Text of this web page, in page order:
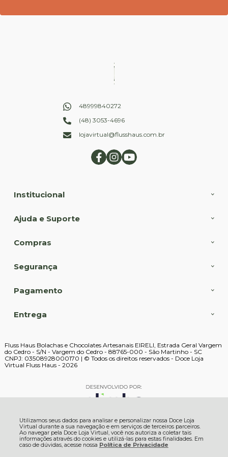
Utilizamos seus dados para analisar e personalizar nossa Doce Loja
Virtual durante a sua navegação e em serviços de terceiros parceiros.
Ao navegar pela Doce Loja Virtual, você nos autoriza a coletar tais
informações através do cookies e utilizá-las para estas finalidades. Em
caso de dúvidas, acesse nossa Política de Privacidade
48999840272
(48) 3053-4696
lojavirtual@flusshaus.com.br
Institucional
Ajuda e Suporte
Compras
Segurança
Pagamento
Entrega
Fluss Haus Bolachas e Chocolates Artesanais EIRELI, Estrada Geral Vargem
do Cedro - S/N - Vargem do Cedro - 88765-000 - São Martinho - SC
CNPJ: 03508928000170 | © Todos os direitos reservados - Doce Loja
Virtual Fluss Haus - 2026